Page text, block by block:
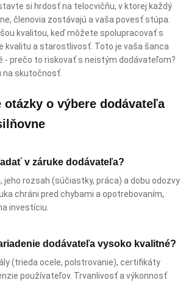
si hrdosť na telocvičňu, v ktorej každý
členovia zostávajú a vaša povesť stúpa.
kvalitou, keď môžete spolupracovať s
kvalitu a starostlivosť. Toto je vaša šanca
- prečo to riskovať s neistým dodávateľom?
skutočnosť.
otázky o výbere dodávateľa
v záruke dodávateľa?
jeho rozsah (súčiastky, práca) a dobu odozvy
chráni pred chybami a opotrebovaním,
investíciu.
dodávateľa vysoko kvalitné?
(trieda ocele, polstrovanie), certifikáty
používateľov. Trvanlivosť a výkonnosť